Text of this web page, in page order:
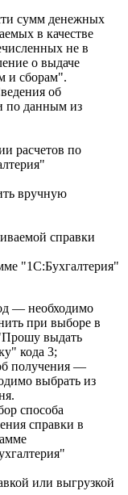
сумм денежных
в качестве
не в
о выдаче
и сборам".
об
по данным из
вручную
справки
— необходимо
при выборе в
выдать
кода 3;
получения —
выбрать из
или выгрузкой